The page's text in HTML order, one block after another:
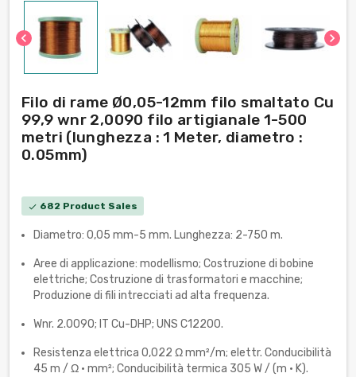
chevron_left chevron_right
Filo di rame Ø0,05-12mm filo smaltato Cu
99,9 wnr 2,0090 filo artigianale 1-500
metri (lunghezza : 1 Meter, diametro :
0.05mm)
check 682 Product Sales
Diametro: 0,05 mm-5 mm. Lunghezza: 2-750 m.
Aree di applicazione: modellismo; Costruzione di bobine
elettriche; Costruzione di trasformatori e macchine;
Produzione di fili intrecciati ad alta frequenza.
Wnr. 2.0090; IT Cu-DHP; UNS C12200.
Resistenza elettrica 0,022 Ω mm²/m; elettr. Conducibilità
45 m / Ω • mm²; Conducibilità termica 305 W / (m · K).